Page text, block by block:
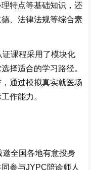
特点等基础知识，还
、法律法规等综合素
课程采用了模块化
择适合的学习路径。
通过模拟真实就医场
作能力。
全国各地有意投身
参与JYPC陪诊师人